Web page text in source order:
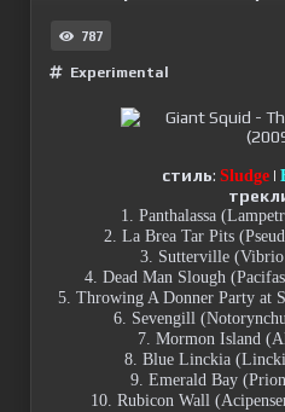
787
Experimental
стиль: Sludge |
1. Panthalassa
2. La Brea Tar Pits
3. Sutterville (Vibrio
4. Dead Man Slough
5. Throwing A Donner Party at
6. Sevengill
7. Mormon Island
8. Blue Linckia
9. Emerald Bay
10. Rubicon Wall